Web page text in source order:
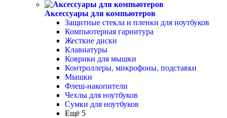
Аксессуары для компьютеров
Защитные стекла и пленки для ноутбуков
Компьютерная гарнитура
Жесткие диски
Клавиатуры
Коврики для мышки
Контроллеры, микрофоны, подставки
Мышки
Флеш-накопители
Чехлы для ноутбуков
Сумки для ноутбуков
Ещё 5